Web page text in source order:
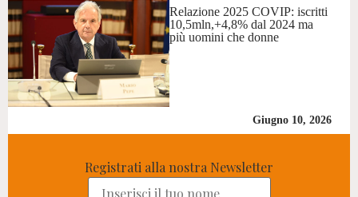
Relazione 2025 COVIP: iscritti
10,5mln,+4,8% dal 2024 ma
più uomini che donne
Giugno 10, 2026
Registrati alla nostra Newsletter